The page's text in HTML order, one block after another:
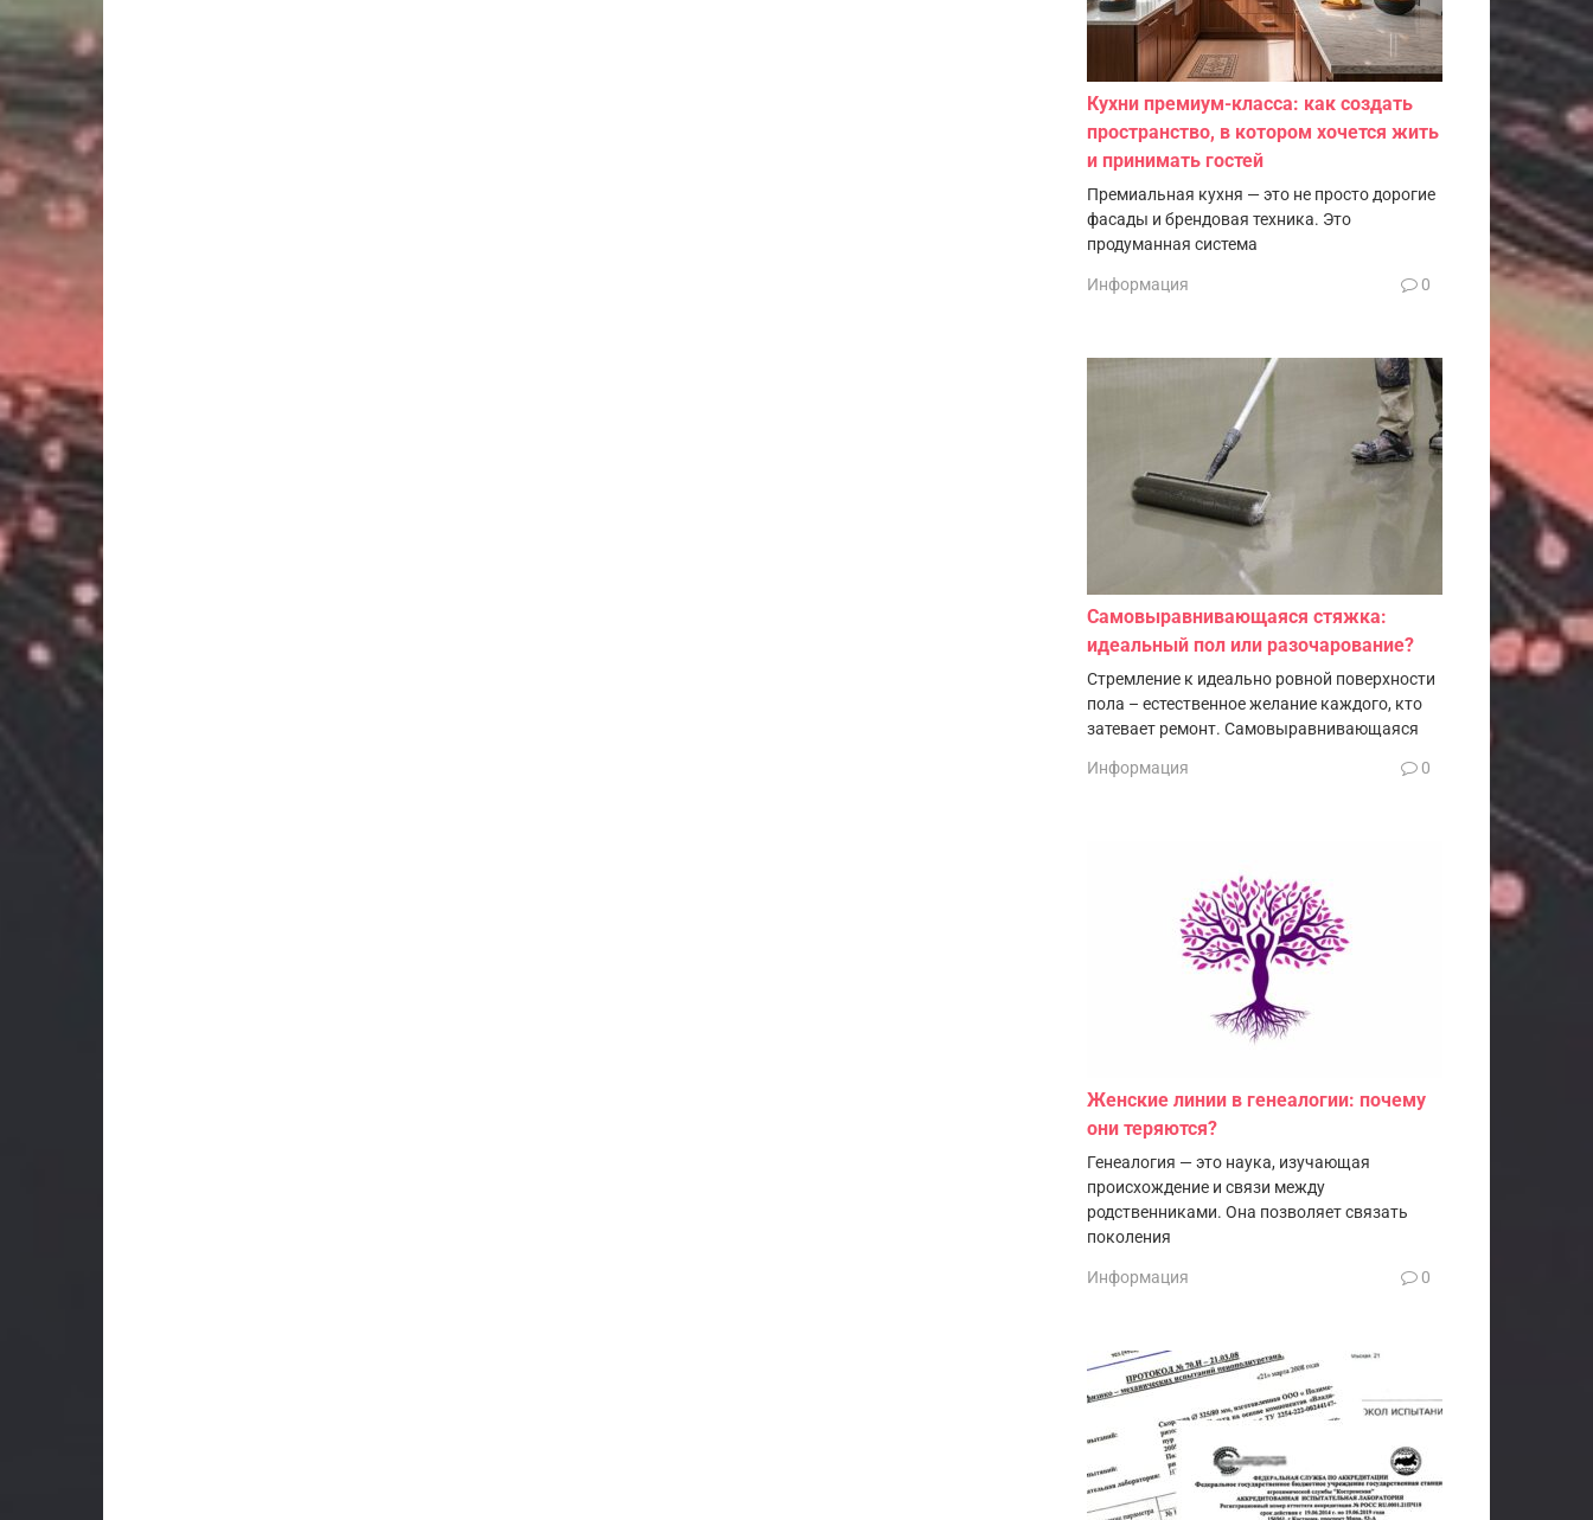
Кухни премиум-класса: как создать
пространство, в котором хочется жить
и принимать гостей
Премиальная кухня — это не просто дорогие
фасады и брендовая техника. Это
продуманная система
Информация 0
Самовыравнивающаяся стяжка:
идеальный пол или разочарование?
Стремление к идеально ровной поверхности
пола – естественное желание каждого, кто
затевает ремонт. Самовыравнивающаяся
Информация 0
Женские линии в генеалогии: почему
они теряются?
Генеалогия — это наука, изучающая
происхождение и связи между
родственниками. Она позволяет связать
поколения
Информация 0